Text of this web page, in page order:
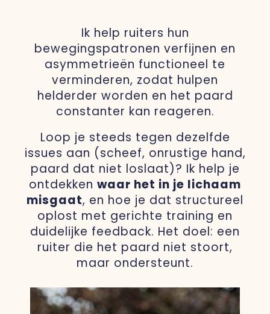
Ik help ruiters hun
bewegingspatronen verfijnen en
asymmetrieën functioneel te
verminderen, zodat hulpen
helderder worden en het paard
constanter kan reageren.
Loop je steeds tegen dezelfde
issues aan (scheef, onrustige hand,
paard dat niet loslaat)? Ik help je
ontdekken waar het in je lichaam
misgaat, en hoe je dat structureel
oplost met gerichte training en
duidelijke feedback. Het doel: een
ruiter die het paard niet stoort,
maar ondersteunt.